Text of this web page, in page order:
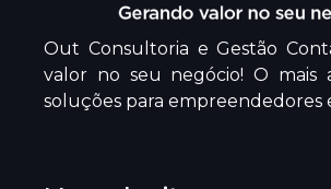
Out Consultoria e Gestão
valor no seu negócio! O mais
soluções para empreendedores